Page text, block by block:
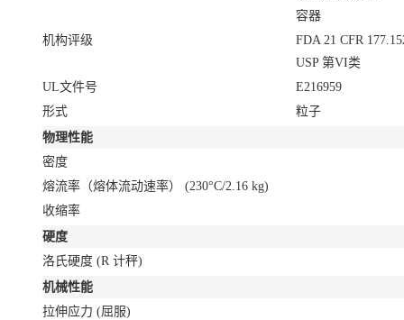
容器
机构评级
FDA 21 CFR
USP 第VI类
UL文件号
E216959
形式
粒子
物理性能
密度
熔流率（熔体流动速率） (230°C/2.16 kg)
收缩率
硬度
洛氏硬度 (R 计秤)
机械性能
拉伸应力 (屈服)